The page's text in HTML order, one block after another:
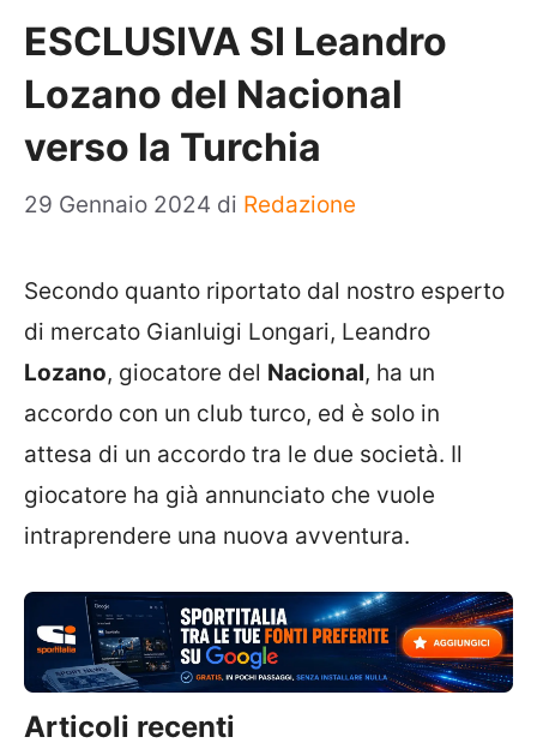
ESCLUSIVA SI Leandro
Lozano del Nacional
verso la Turchia
29 Gennaio 2024 di Redazione
Secondo quanto riportato dal nostro esperto
di mercato Gianluigi Longari, Leandro
Lozano, giocatore del Nacional, ha un
accordo con un club turco, ed è solo in
attesa di un accordo tra le due società. Il
giocatore ha già annunciato che vuole
intraprendere una nuova avventura.
Articoli recenti